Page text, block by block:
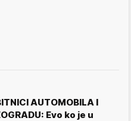
AUTOMOBILA I
Evo ko je u